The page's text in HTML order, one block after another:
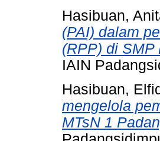
Hasibuan,
(PAI) dalam
(RPP) di SMP
IAIN
Hasibuan,
mengelola
MTsN 1